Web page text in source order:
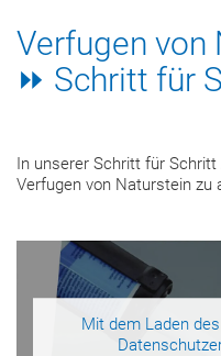
Verfugen von
⏩ Schritt für
In unserer Schritt für
Verfugen von Naturstein zu
Mit dem Laden